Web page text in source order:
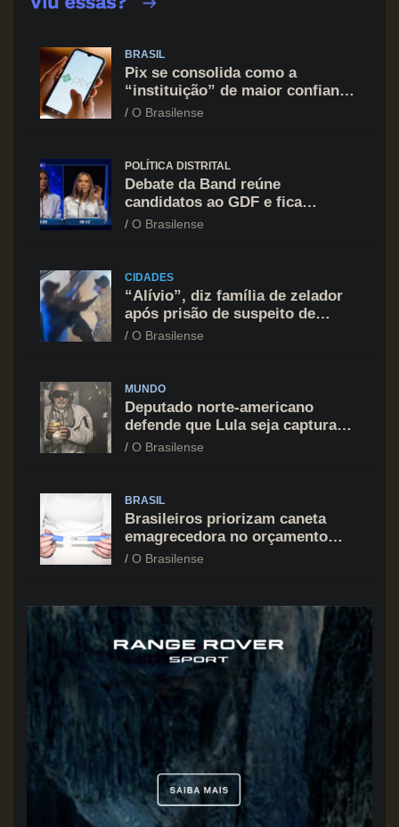
BRASIL
Pix se consolida como a
“instituição” de maior confiança
do brasileiro, supera Igreja e
O Brasilense
POLÍTICA DISTRITAL
Debate da Band reúne
candidatos ao GDF e fica
marcado por ofensiva contra
O Brasilense
CIDADES
“Alívio”, diz família de zelador
após prisão de suspeito de
agressão na Asa Norte
O Brasilense
MUNDO
Deputado norte-americano
defende que Lula seja capturado
assim como Nicolás Maduro
O Brasilense
BRASIL
Brasileiros priorizam caneta
emagrecedora no orçamento
mesmo em situação de aperto
O Brasilense